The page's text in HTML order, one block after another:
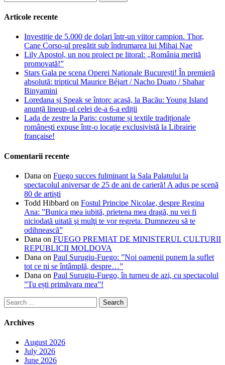
for:
Articole recente
Investiție de 5.000 de dolari într-un viitor campion. Thor,
Cane Corso-ul pregătit sub îndrumarea lui Mihai Nae
Lily Apostol, un nou proiect pe litoral: „România merită
promovată!”
Stars Gala pe scena Operei Naționale București! În premieră
absolută: tripticul Maurice Béjart / Nacho Duato / Shahar
Binyamini
Loredana și Speak se întorc acasă, la Bacău: Young Island
anunță lineup-ul celei de-a 6-a ediții
Lada de zestre la Paris: costume și textile tradiționale
românești expuse într-o locație exclusivistă la Librairie
française!
Comentarii recente
Dana on Fuego succes fulminant la Sala Palatului la
spectacolul aniversar de 25 de ani de carieră! A adus pe scenă
80 de artiști
Todd Hibbard on Fostul Principe Nicolae, despre Regina
Ana: ”Bunica mea iubită, prietena mea dragă, nu vei fi
niciodată uitată şi mulţi te vor regreta. Dumnezeu să te
odihnească”
Dana on FUEGO PREMIAT DE MINISTERUL CULTURII
REPUBLICII MOLDOVA
Dana on Paul Surugiu-Fuego: ”Noi oamenii punem la suflet
tot ce ni se întâmplă, despre…”
Dana on Paul Surugiu-Fuego, în turneu de azi, cu spectacolul
”Tu ești primăvara mea”!
Search
for:
Archives
August 2026
July 2026
June 2026